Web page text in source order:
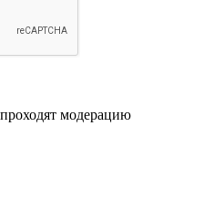
модерацию